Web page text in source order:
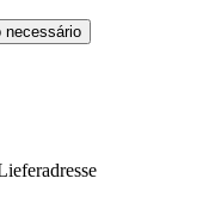
necessário